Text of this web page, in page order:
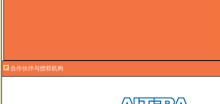
合作伙伴与授权机构